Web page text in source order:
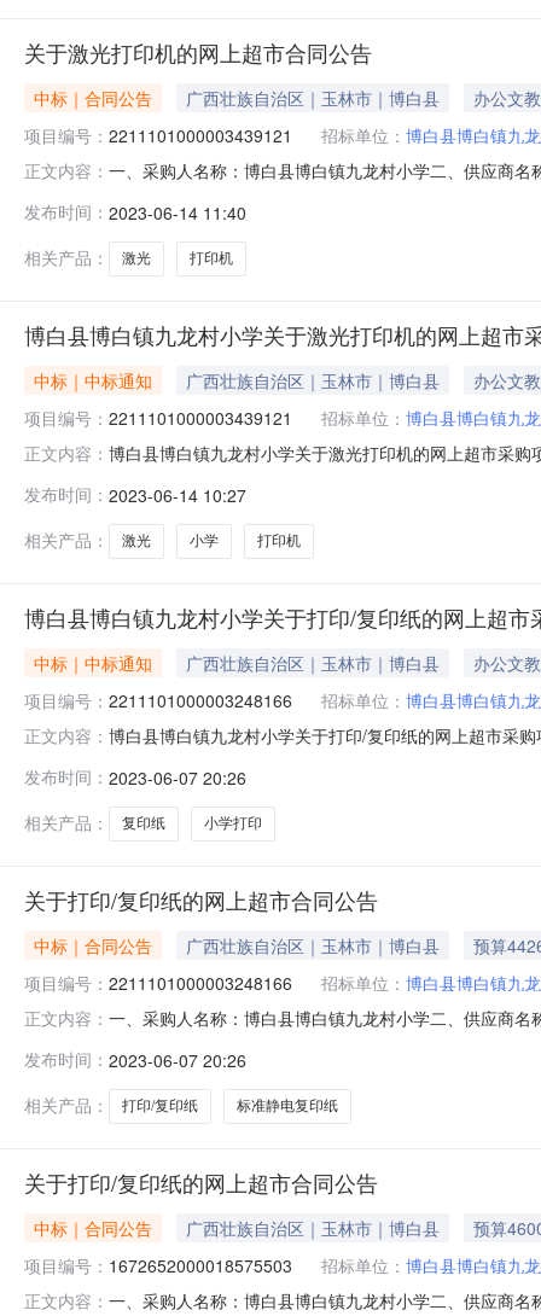
关于激光打印机的网上超市合同公告
中标｜合同公告 广西壮族自治区｜玉林市｜博白县
办公文教
项目编号： 2211101000003439121 招标单位： 博白县博白镇九
正文内容： 一、采购人名称：博白县博白镇九龙村小学二、供应商
弟/BROTHERDCP-7080D台1.0018991899服务要求或
发布时间： 2023-06-14 11:40
相关产品：
激光 打印机
博白县博白镇九龙村小学关于激光打印机的网上超市
中标｜中标通知 广西壮族自治区｜玉林市｜博白县
办公文教
项目编号： 2211101000003439121 招标单位： 博白县博白镇九
正文内容： 博白县博白镇九龙村小学关于激光打印机的网上超市采
购计划金额1YLZC2023-W1-613111899.0项目所在行政
发布时间： 2023-06-14 10:27
相关产品：
激光 小学 打印机
博白县博白镇九龙村小学关于打印/复印纸的网上超市
中标｜中标通知 广西壮族自治区｜玉林市｜博白县
办公文教
项目编号： 2211101000003248166 招标单位： 博白县博白镇九
正文内容： 博白县博白镇九龙村小学关于打印/复印纸的网上超市采
购计划金额1YLZC2023-W1-612364426.0项目所在行政
发布时间： 2023-06-07 20:26
相关产品：
复印纸 小学打印
关于打印/复印纸的网上超市合同公告
中标｜合同公告 广西壮族自治区｜玉林市｜博白县
预算
项目编号： 2211101000003248166 招标单位： 博白县博白镇九
正文内容： 一、采购人名称：博白县博白镇九龙村小学二、供应商
1.002182182A4标准静电复印纸系列无品牌A4件
发布时间： 2023-06-07 20:26
相关产品：
打印/复印纸 标准静电复印纸
关于打印/复印纸的网上超市合同公告
中标｜合同公告 广西壮族自治区｜玉林市｜博白县
预算
项目编号： 1672652000018575503 招标单位： 博白县博白镇九
正文内容： 一、采购人名称：博白县博白镇九龙村小学二、供应商